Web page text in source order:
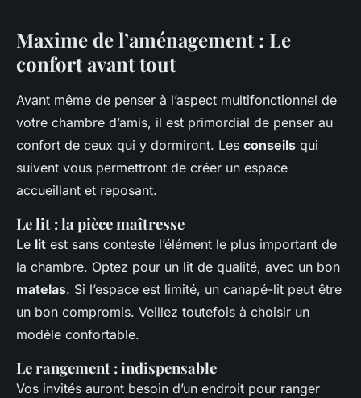
Maxime de l’aménagement : Le
confort avant tout
Avant même de penser à l’aspect multifonctionnel de
votre chambre d’amis, il est primordial de penser au
confort de ceux qui y dormiront. Les conseils qui
suivent vous permettront de créer un espace
accueillant et reposant.
Le lit : la pièce maîtresse
Le lit est sans conteste l’élément le plus important de
la chambre. Optez pour un lit de qualité, avec un bon
matelas. Si l’espace est limité, un canapé-lit peut être
un bon compromis. Veillez toutefois à choisir un
modèle confortable.
Le rangement : indispensable
Vos invités auront besoin d’un endroit pour ranger